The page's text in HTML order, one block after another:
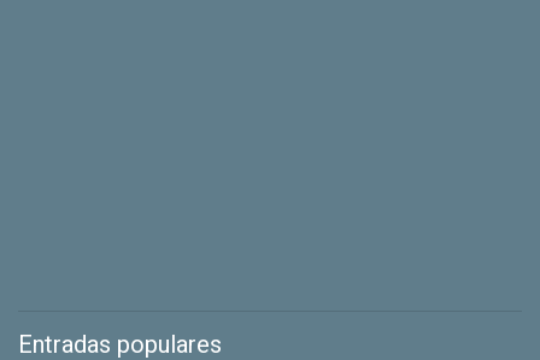
Entradas populares